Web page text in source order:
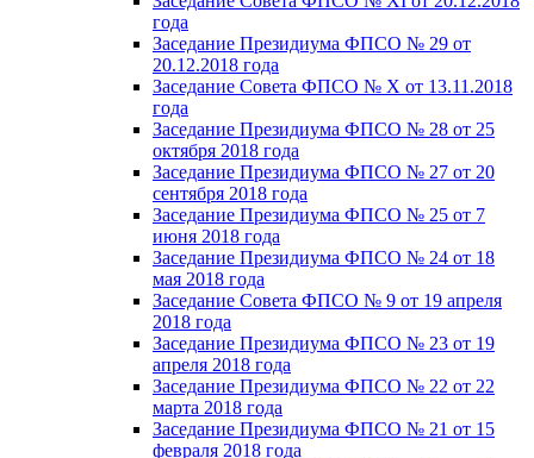
года
Заседание Президиума ФПСО № 29 от
20.12.2018 года
Заседание Совета ФПСО № X от 13.11.2018
года
Заседание Президиума ФПСО № 28 от 25
октября 2018 года
Заседание Президиума ФПСО № 27 от 20
сентября 2018 года
Заседание Президиума ФПСО № 25 от 7
июня 2018 года
Заседание Президиума ФПСО № 24 от 18
мая 2018 года
Заседание Совета ФПСО № 9 от 19 апреля
2018 года
Заседание Президиума ФПСО № 23 от 19
апреля 2018 года
Заседание Президиума ФПСО № 22 от 22
марта 2018 года
Заседание Президиума ФПСО № 21 от 15
февраля 2018 года